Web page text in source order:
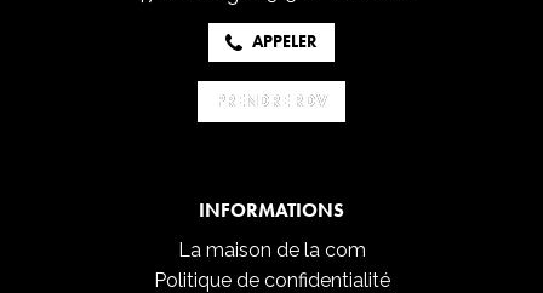
APPELER
PRENDRE RDV
PRENDRE RDV
INFORMATIONS
La maison de la com
Politique de confidentialité